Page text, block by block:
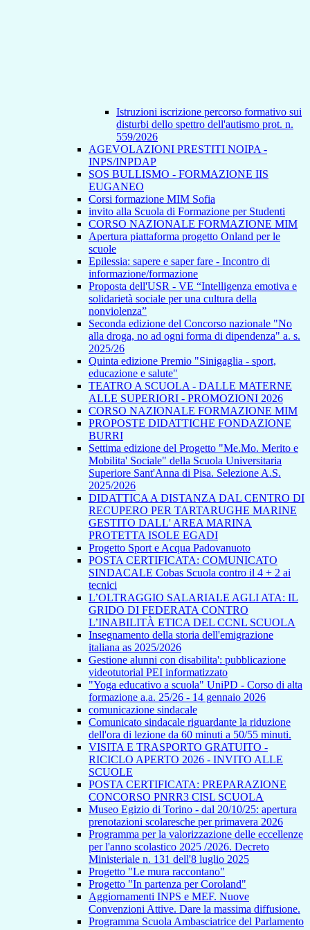
Istruzioni iscrizione percorso formativo sui
disturbi dello spettro dell'autismo prot. n.
559/2026
AGEVOLAZIONI PRESTITI NOIPA -
INPS/INPDAP
SOS BULLISMO - FORMAZIONE IIS
EUGANEO
Corsi formazione MIM Sofia
invito alla Scuola di Formazione per Studenti
CORSO NAZIONALE FORMAZIONE MIM
Apertura piattaforma progetto Onland per le
scuole
Epilessia: sapere e saper fare - Incontro di
informazione/formazione
Proposta dell'USR - VE “Intelligenza emotiva e
solidarietà sociale per una cultura della
nonviolenza”
Seconda edizione del Concorso nazionale "No
alla droga, no ad ogni forma di dipendenza" a. s.
2025/26
Quinta edizione Premio "Sinigaglia - sport,
educazione e salute"
TEATRO A SCUOLA - DALLE MATERNE
ALLE SUPERIORI - PROMOZIONI 2026
CORSO NAZIONALE FORMAZIONE MIM
PROPOSTE DIDATTICHE FONDAZIONE
BURRI
Settima edizione del Progetto "Me.Mo. Merito e
Mobilita' Sociale" della Scuola Universitaria
Superiore Sant'Anna di Pisa. Selezione A.S.
2025/2026
DIDATTICA A DISTANZA DAL CENTRO DI
RECUPERO PER TARTARUGHE MARINE
GESTITO DALL' AREA MARINA
PROTETTA ISOLE EGADI
Progetto Sport e Acqua Padovanuoto
POSTA CERTIFICATA: COMUNICATO
SINDACALE Cobas Scuola contro il 4 + 2 ai
tecnici
L’OLTRAGGIO SALARIALE AGLI ATA: IL
GRIDO DI FEDERATA CONTRO
L’INABILITÀ ETICA DEL CCNL SCUOLA
Insegnamento della storia dell'emigrazione
italiana as 2025/2026
Gestione alunni con disabilita': pubblicazione
videotutorial PEI informatizzato
"Yoga educativo a scuola" UniPD - Corso di alta
formazione a.a. 25/26 - 14 gennaio 2026
comunicazione sindacale
Comunicato sindacale riguardante la riduzione
dell'ora di lezione da 60 minuti a 50/55 minuti.
VISITA E TRASPORTO GRATUITO -
RICICLO APERTO 2026 - INVITO ALLE
SCUOLE
POSTA CERTIFICATA: PREPARAZIONE
CONCORSO PNRR3 CISL SCUOLA
Museo Egizio di Torino - dal 20/10/25: apertura
prenotazioni scolaresche per primavera 2026
Programma per la valorizzazione delle eccellenze
per l'anno scolastico 2025 /2026. Decreto
Ministeriale n. 131 dell'8 luglio 2025
Progetto "Le mura raccontano"
Progetto "In partenza per Coroland"
Aggiornamenti INPS e MEF. Nuove
Convenzioni Attive. Dare la massima diffusione.
Programma Scuola Ambasciatrice del Parlamento